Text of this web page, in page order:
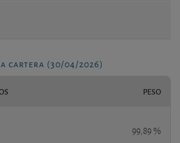
cartera (30/04/2026)
PESO
99,89 %